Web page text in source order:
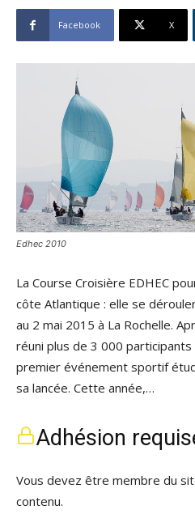
Facebook X
Edhec 2010
La Course Croisière EDHEC
côte Atlantique : elle se
au 2 mai 2015 à La Rochelle.
réuni plus de 3 000
premier événement sportif
sa lancée. Cette année,…
Adhésion
Vous devez être membre du
contenu.